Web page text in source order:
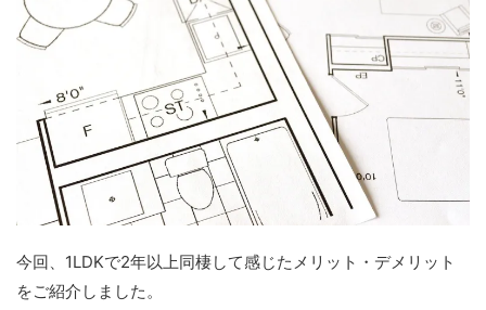
今回、1LDKで2年以上同棲して感じたメリット・デメリット
をご紹介しました。